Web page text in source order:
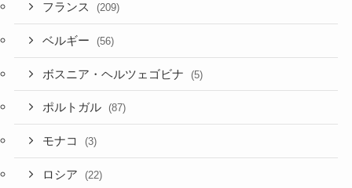
フランス (209)
ベルギー (56)
ボスニア・ヘルツェゴビナ (5)
ポルトガル (87)
モナコ (3)
ロシア (22)